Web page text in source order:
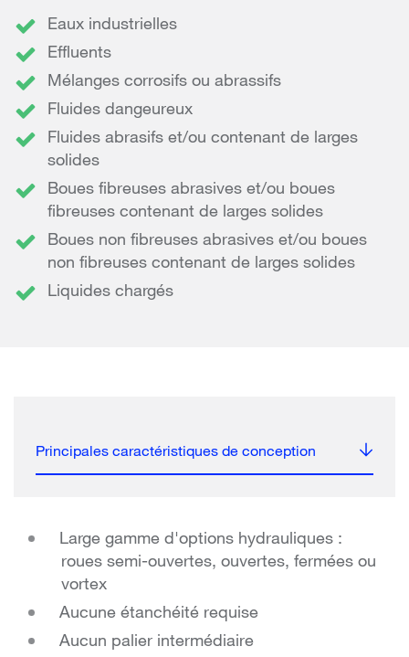
Eaux industrielles
Effluents
Mélanges corrosifs ou abrassifs
Fluides dangeureux
Fluides abrasifs et/ou contenant de larges
solides
Boues fibreuses abrasives et/ou boues
fibreuses contenant de larges solides
Boues non fibreuses abrasives et/ou boues
non fibreuses contenant de larges solides
Liquides chargés
Principales caractéristiques de conception
Large gamme d'options hydrauliques :
roues semi-ouvertes, ouvertes, fermées ou
vortex
Aucune étanchéité requise
Aucun palier intermédiaire